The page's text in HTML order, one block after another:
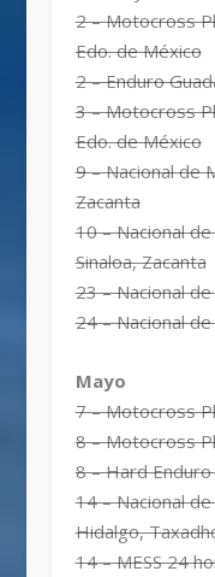
2 – Motocross
Edo. de México
2 – Enduro
3 – Motocross
Edo. de México
9 – Nacional de
Zacanta
10 – Nacional
Sinaloa, Zacanta
23 – Nacional
24 – Nacional
Mayo
7 – Motocross
8 – Motocross
8 – Hard Enduro
14 – Nacional
Hidalgo,
14 – MESS 24